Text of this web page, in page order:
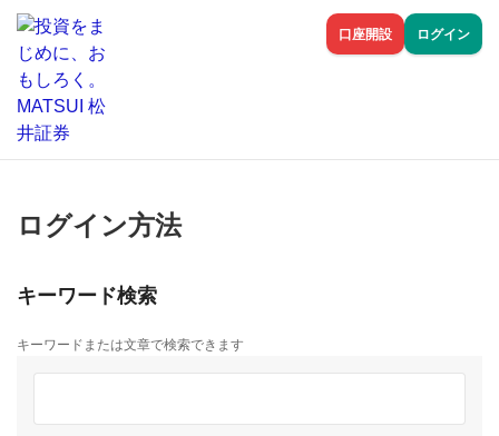
口座開設 ログイン
ログイン方法
キーワード検索
キーワードまたは文章で検索できます